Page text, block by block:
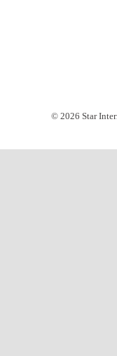
© 2026 Star